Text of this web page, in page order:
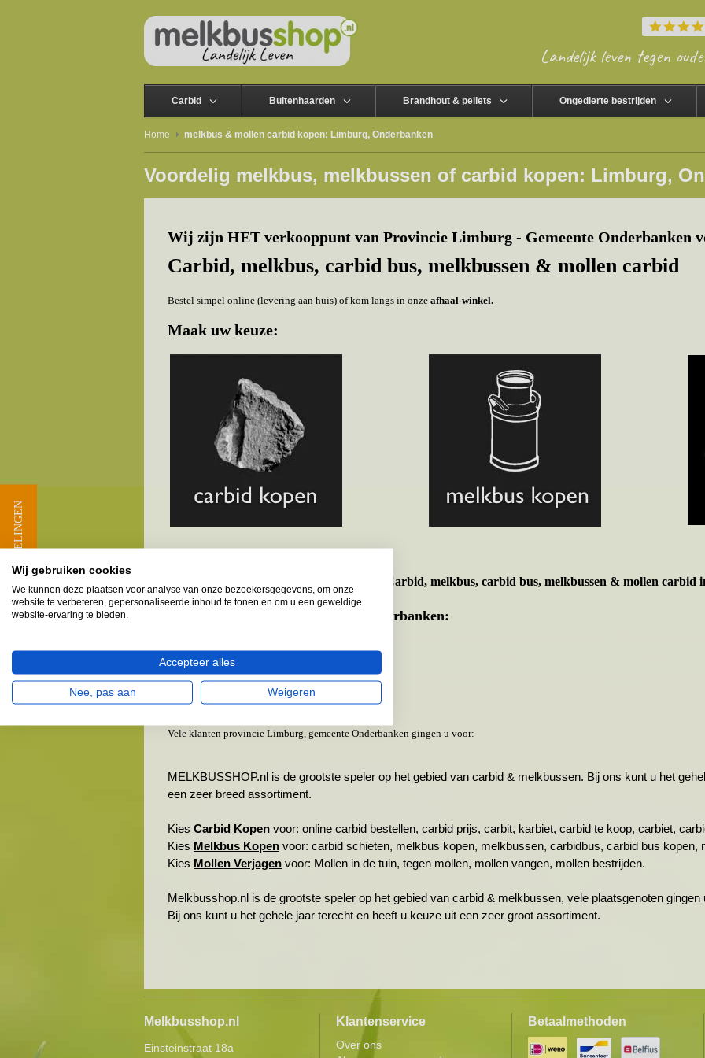
Landelijk leven tegen
Carbid Buitenhaarden Brandhout & pellets Ongedierte bestrijden
Home melkbus & mollen carbid kopen: Limburg, Onderbanken
Voordelig melkbus, melkbussen of carbid kopen: Limburg,
Wij zijn HET verkooppunt van Provincie Limburg - Gemeente Onderbanken
Carbid, melkbus, carbid bus, melkbussen & mollen carbid
Bestel simpel online (levering aan huis) of kom langs in onze afhaal-winkel.
Maak uw keuze:
Carbid, melkbus, carbid bus, melkbussen & mollen carbid
Provincie Limburg - Gemeente Onderbanken:
Bingelrade
Jabeek
Merkelbeek
Schinveld & omgeving
Vele klanten provincie Limburg, gemeente Onderbanken gingen u voor:
MELKBUSSHOP.nl is de grootste speler op het gebied van carbid & melkbussen. Bij ons kunt u het
een zeer breed assortiment.
Kies Carbid Kopen voor: online carbid bestellen, carbid prijs, carbit, karbiet, carbid te koop, carbiet,
Kies Melkbus Kopen voor: carbid schieten, melkbus kopen, melkbussen, carbidbus, carbid bus kopen,
Kies Mollen Verjagen voor: Mollen in de tuin, tegen mollen, mollen vangen, mollen bestrijden.
Melkbusshop.nl is de grootste speler op het gebied van carbid & melkbussen, vele plaatsgenoten gingen
Bij ons kunt u het gehele jaar terecht en heeft u keuze uit een zeer groot assortiment.
Melkbusshop.nl
Einsteinstraat 18a
Klantenservice
Over ons
Betaalmethoden
★ BEOORDELINGEN
Wij gebruiken cookies
We kunnen deze plaatsen voor analyse van onze bezoekersgegevens, om onze
website te verbeteren, gepersonaliseerde inhoud te tonen en om u een geweldige
website-ervaring te bieden.
Accepteer alles
Nee, pas aan Weigeren